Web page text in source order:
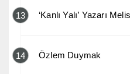
13 ‘Kanlı Yalı’ Yazarı
14 Özlem Duymak